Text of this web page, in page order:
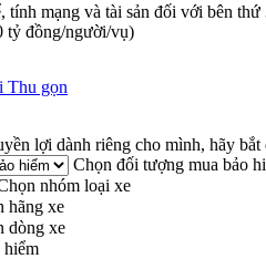
tính mạng và tài sản đối với bên
tỷ đồng/người/vụ)
Thu gọn
lợi dành riêng cho mình, hãy
Chọn đối tượng mua bảo
nhóm loại xe
hãng xe
dòng xe
hiểm